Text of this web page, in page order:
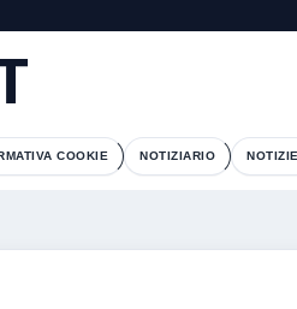
COOKIE NOTIZIARIO NOTIZIE